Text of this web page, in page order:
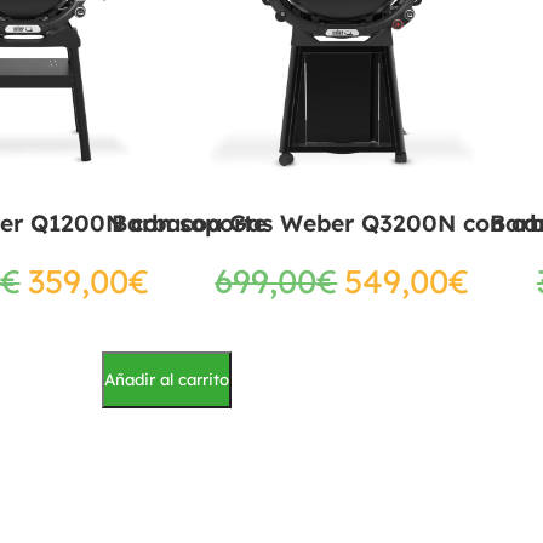
Q1200N con soporte
€359,00€
Barbacoa Gas Weber Q3200N con
699,00€549,00€
Añadir al carrito